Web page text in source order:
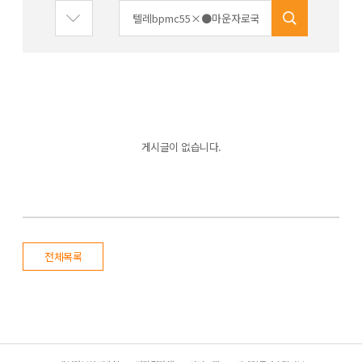
게시글이 없습니다.
전체목록